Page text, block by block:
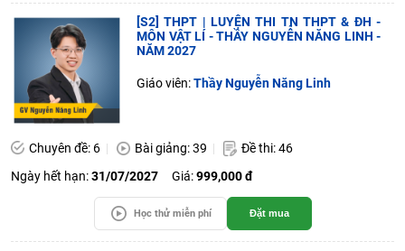
[S2] THPT | LUYỆN THI TN THPT & ĐH -
MÔN VẬT LÍ - THẦY NGUYỄN NĂNG LINH -
NĂM 2027
Giáo viên:Thầy Nguyễn Năng Linh
Chuyên đề: 6 Bài giảng: 39
Đề thi: 46
Ngày hết hạn:31/07/2027 Giá:999,000 đ
Học thử miễn phí Đặt mua